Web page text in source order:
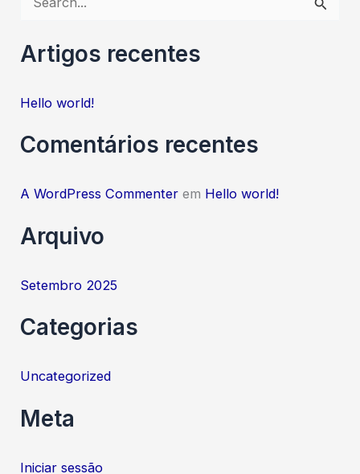
a
c
f
r
Artigos recentes
Hello world!
Comentários recentes
A WordPress Commenter em Hello world!
Arquivo
Setembro 2025
Categorias
Uncategorized
Meta
Iniciar sessão